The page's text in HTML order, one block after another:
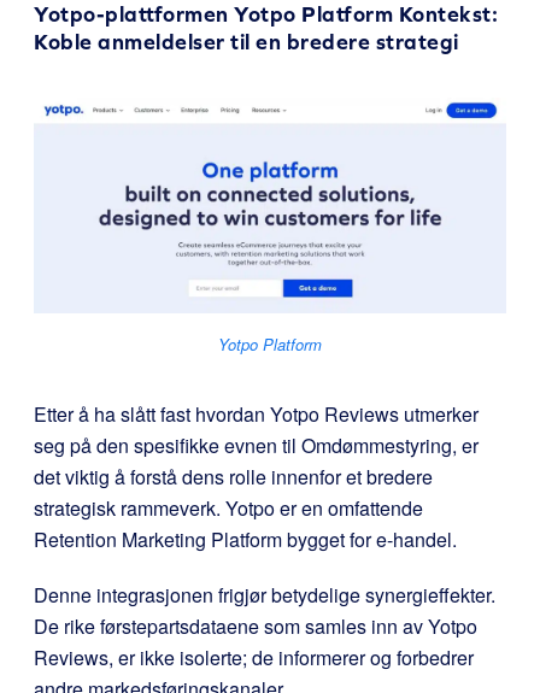
Yotpo-plattformen Yotpo Platform Kontekst:
Koble anmeldelser til en bredere strategi
Yotpo Platform
Etter å ha slått fast hvordan Yotpo Reviews utmerker
seg på den spesifikke evnen til Omdømmestyring, er
det viktig å forstå dens rolle innenfor et bredere
strategisk rammeverk. Yotpo er en omfattende
Retention Marketing Platform bygget for e-handel.
Denne integrasjonen frigjør betydelige synergieffekter.
De rike førstepartsdataene som samles inn av Yotpo
Reviews, er ikke isolerte; de informerer og forbedrer